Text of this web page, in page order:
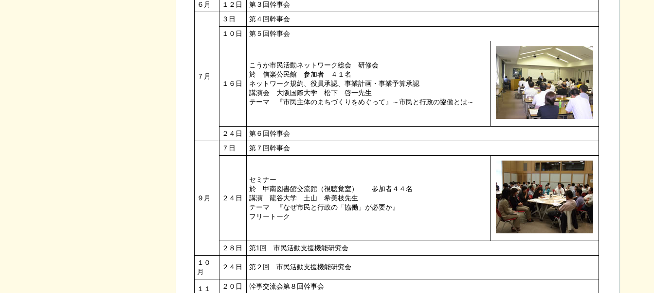
６月
１２日 第３回幹事会
７月
３日
第４回幹事会
１０日
第５回幹事会
１６日
こうか市民活動ネットワーク総会 研修会
於 信楽公民館 参加者 ４１名
ネットワーク規約、役員承認、事業計画・事業予算承認
講演会 大阪国際大学 松下 啓一先生
テーマ 『市民主体のまちづくりをめぐって』～市民と行政の協働とは～
２４日 第６回幹事会
９月
７日 第７回幹事会
２４日
セミナー
於 甲南図書館交流館（視聴覚室） 参加者４４名
講演 龍谷大学 土山 希美枝先生
テーマ 『なぜ市民と行政の「協働」が必要か』
フリートーク
２８日
第1回 市民活動支援機能研究会
１０
月
２４日 第２回 市民活動支援機能研究会
１１
２０日
幹事交流会第８回幹事会